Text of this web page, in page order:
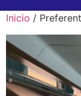
Inicio /